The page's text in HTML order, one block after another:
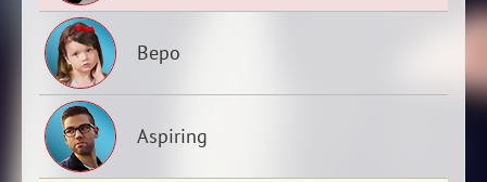
Веро
Aspiring